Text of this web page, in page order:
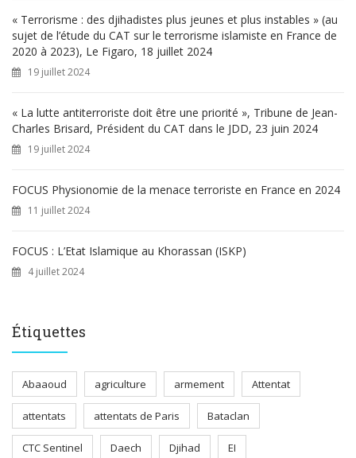
« Terrorisme : des djihadistes plus jeunes et plus instables » (au
sujet de l’étude du CAT sur le terrorisme islamiste en France de
2020 à 2023), Le Figaro, 18 juillet 2024
19 juillet 2024
« La lutte antiterroriste doit être une priorité », Tribune de Jean-
Charles Brisard, Président du CAT dans le JDD, 23 juin 2024
19 juillet 2024
FOCUS Physionomie de la menace terroriste en France en 2024
11 juillet 2024
FOCUS : L’Etat Islamique au Khorassan (ISKP)
4 juillet 2024
Étiquettes
Abaaoud agriculture armement Attentat
attentats attentats de Paris Bataclan
CTC Sentinel Daech Djihad EI